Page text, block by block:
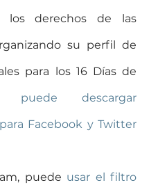
los derechos de las
su perfil de
para los 16 Días de
puede descargar
Facebook y Twitter
puede usar el filtro